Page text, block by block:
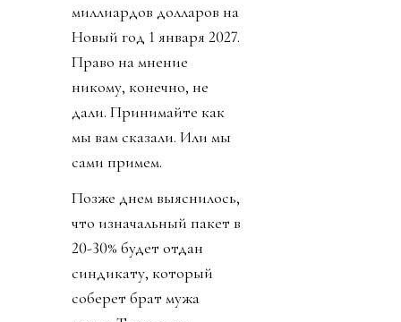
миллиардов долларов на
Новый год 1 января 2027.
Право на мнение
никому, конечно, не
дали. Принимайте как
мы вам сказали. Или мы
сами примем.
Позже днем выяснилось,
что изначальный пакет в
20-30% будет отдан
синдикату, который
соберет брат мужа